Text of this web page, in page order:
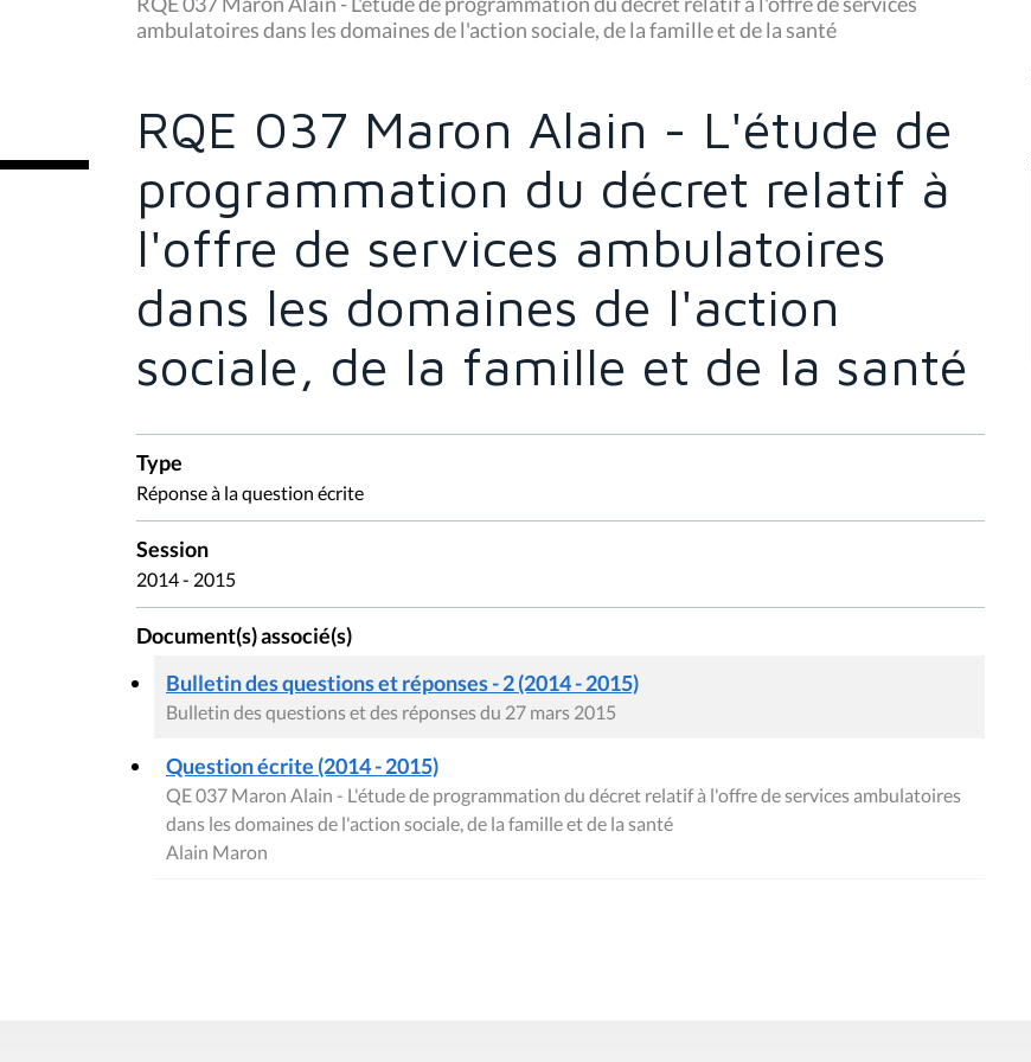
s
ê
:
ambulatoires dans les domaines de l'action sociale, de la famille et de la santé
RQE 037 Maron Alain - L'étude de
programmation du décret relatif à
l'offre de services ambulatoires
dans les domaines de l'action
sociale, de la famille et de la santé
Type
Réponse à la question écrite
Session
2014 - 2015
Document(s) associé(s)
Bulletin des questions et réponses - 2 (2014 - 2015)
Bulletin des questions et des réponses du 27 mars 2015
Question écrite (2014 - 2015)
QE 037 Maron Alain - L'étude de programmation du décret relatif à l'offre de services ambulatoires
dans les domaines de l'action sociale, de la famille et de la santé
Alain Maron